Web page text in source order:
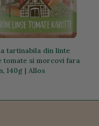
tartinabila din linte
tomate si morcovi fara
140g | Allos